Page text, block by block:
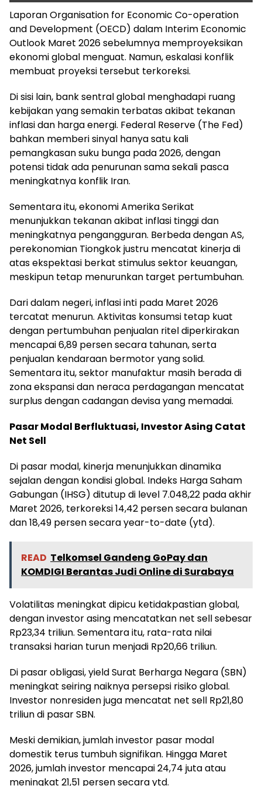
Laporan Organisation for Economic Co-operation
and Development (OECD) dalam Interim Economic
Outlook Maret 2026 sebelumnya memproyeksikan
ekonomi global menguat. Namun, eskalasi konflik
membuat proyeksi tersebut terkoreksi.
Di sisi lain, bank sentral global menghadapi ruang
kebijakan yang semakin terbatas akibat tekanan
inflasi dan harga energi. Federal Reserve (The Fed)
bahkan memberi sinyal hanya satu kali
pemangkasan suku bunga pada 2026, dengan
potensi tidak ada penurunan sama sekali pasca
meningkatnya konflik Iran.
Sementara itu, ekonomi Amerika Serikat
menunjukkan tekanan akibat inflasi tinggi dan
meningkatnya pengangguran. Berbeda dengan AS,
perekonomian Tiongkok justru mencatat kinerja di
atas ekspektasi berkat stimulus sektor keuangan,
meskipun tetap menurunkan target pertumbuhan.
Dari dalam negeri, inflasi inti pada Maret 2026
tercatat menurun. Aktivitas konsumsi tetap kuat
dengan pertumbuhan penjualan ritel diperkirakan
mencapai 6,89 persen secara tahunan, serta
penjualan kendaraan bermotor yang solid.
Sementara itu, sektor manufaktur masih berada di
zona ekspansi dan neraca perdagangan mencatat
surplus dengan cadangan devisa yang memadai.
Pasar Modal Berfluktuasi, Investor Asing Catat
Net Sell
Di pasar modal, kinerja menunjukkan dinamika
sejalan dengan kondisi global. Indeks Harga Saham
Gabungan (IHSG) ditutup di level 7.048,22 pada akhir
Maret 2026, terkoreksi 14,42 persen secara bulanan
dan 18,49 persen secara year-to-date (ytd).
READ Telkomsel Gandeng GoPay dan
KOMDIGI Berantas Judi Online di Surabaya
Volatilitas meningkat dipicu ketidakpastian global,
dengan investor asing mencatatkan net sell sebesar
Rp23,34 triliun. Sementara itu, rata-rata nilai
transaksi harian turun menjadi Rp20,66 triliun.
Di pasar obligasi, yield Surat Berharga Negara (SBN)
meningkat seiring naiknya persepsi risiko global.
Investor nonresiden juga mencatat net sell Rp21,80
triliun di pasar SBN.
Meski demikian, jumlah investor pasar modal
domestik terus tumbuh signifikan. Hingga Maret
2026, jumlah investor mencapai 24,74 juta atau
meningkat 21,51 persen secara ytd.